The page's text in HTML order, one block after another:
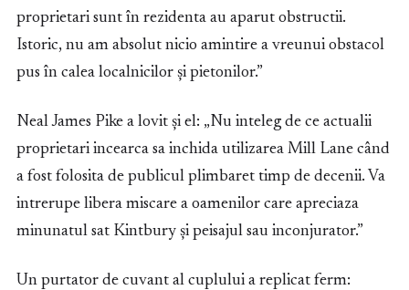
proprietari sunt în rezidenta au aparut obstructii.
Istoric, nu am absolut nicio amintire a vreunui obstacol
pus în calea localnicilor și pietonilor.”
Neal James Pike a lovit și el: „Nu inteleg de ce actualii
proprietari incearca sa inchida utilizarea Mill Lane când
a fost folosita de publicul plimbaret timp de decenii. Va
intrerupe libera miscare a oamenilor care apreciaza
minunatul sat Kintbury și peisajul sau inconjurator.”
Un purtator de cuvant al cuplului a replicat ferm: